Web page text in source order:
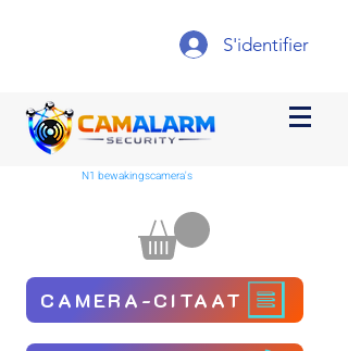
S'identifier
N1 bewakingscamera's
CAMERA-CITAAT